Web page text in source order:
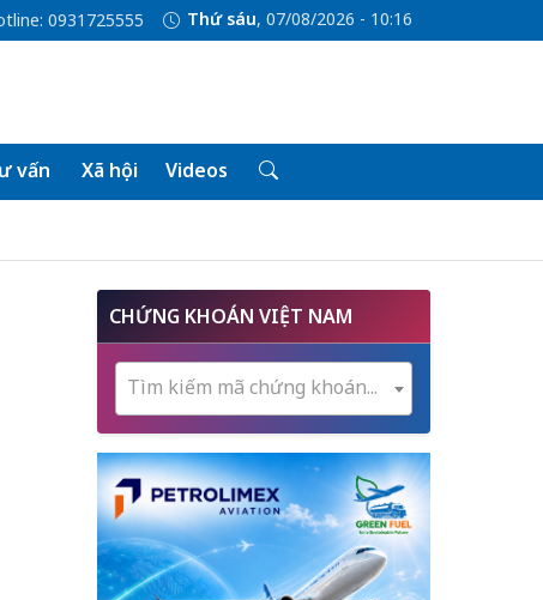
0931725555 Thứ sáu, 07/08/2026 - 10:16
vấn Xã hội Videos
CHỨNG KHOÁN VIỆT NAM
Tìm kiếm mã chứng khoán...